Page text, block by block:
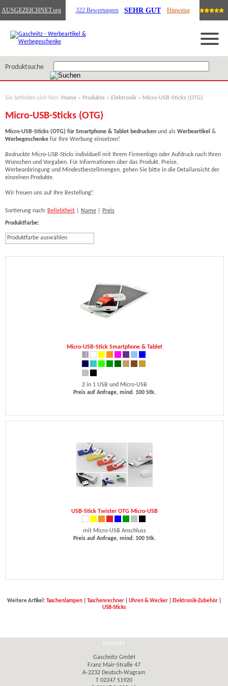
AUSGEZEICHNET.org 322 Bewertungen SEHR GUT Hinweise
Produktsuche
Sie befinden sich hier: Home » Produkte » Elektronik » Micro-USB-Sticks (OTG)
Micro-USB-Sticks (OTG)
Micro-USB-Sticks (OTG) für Smartphone & Tablet bedrucken und als Werbeartikel &
Werbegeschenke für Ihre Werbung einsetzen!
Bedruckte Micro-USB-Sticks individuell mit Ihrem Firmenlogo oder Aufdruck nach Ihren
Wünschen und Vorgaben. Für Informationen über das Produkt, Preise,
Werbeanbringung und Mindestbestellmengen, gehen Sie bitte in die Detailansicht der
einzelnen Produkte.
Wir freuen uns auf Ihre Bestellung!
Sortierung nach: Beliebtheit Name
Preis
Produktfarbe:
Produktfarbe auswählen
Micro-USB-Stick Smartphone & Tablet
2 in 1 USB und Micro-USB
Preis auf Anfrage, mind. 100 Stk.
USB-Stick Twister OTG Micro-USB
mit Micro-USB Anschluss
Preis auf Anfrage, mind. 100 Stk.
Weitere Artikel:Taschenlampen| Taschenrechner| Uhren & Wecker| Elektronik-Zubehör|
USB-Sticks
Kontakt
Gaschnitz GmbH
Franz Mair-Straße 47
A-2232 Deutsch-Wagram
T 02247 51920